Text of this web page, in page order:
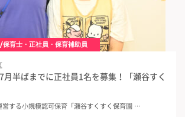
育士・正社員・保育補助員
月半ばまでに正社員1名を募集！「瀬谷すく
営する小規模認可保育「瀬谷すくすく保育園 …